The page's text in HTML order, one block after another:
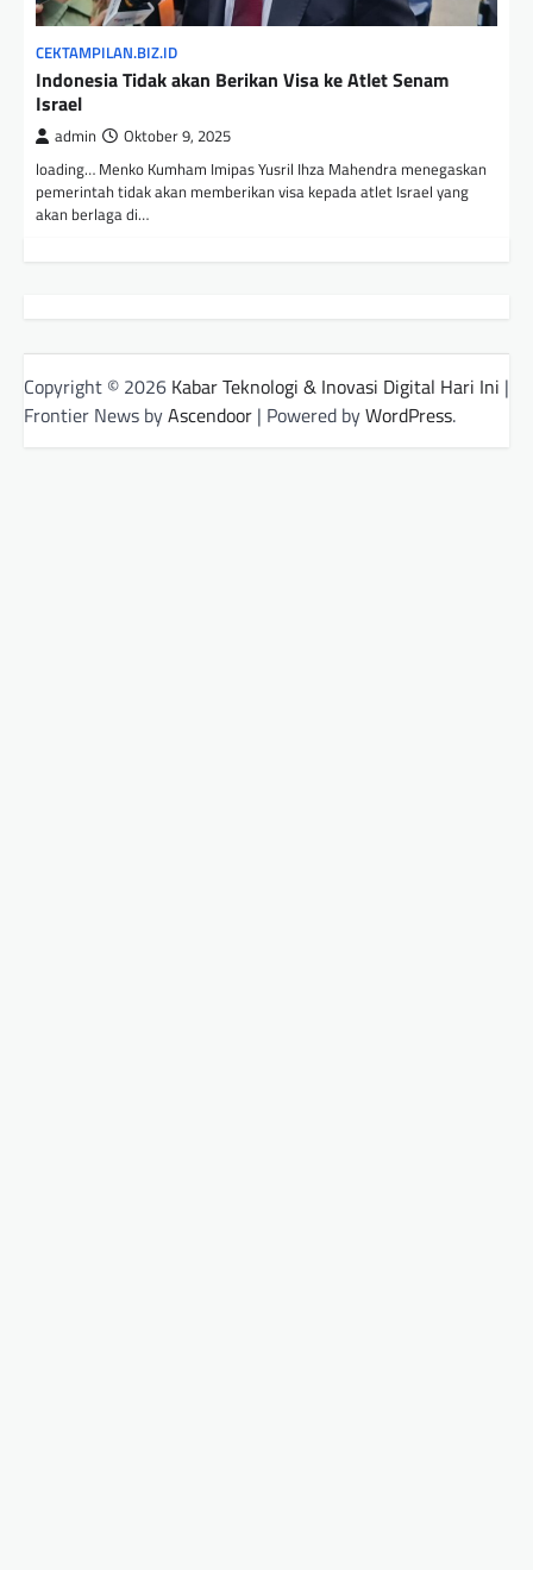
CEKTAMPILAN.BIZ.ID
Indonesia Tidak akan Berikan Visa ke Atlet Senam
Israel
admin Oktober 9, 2025
loading… Menko Kumham Imipas Yusril Ihza Mahendra menegaskan
pemerintah tidak akan memberikan visa kepada atlet Israel yang
akan berlaga di…
Copyright © 2026 Kabar Teknologi & Inovasi Digital Hari Ini |
Frontier News byAscendoor | Powered byWordPress.